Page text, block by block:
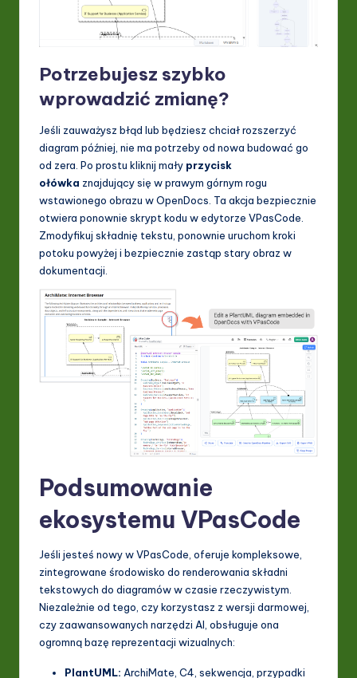
Potrzebujesz szybko
wprowadzić zmianę?
Jeśli zauważysz błąd lub będziesz chciał rozszerzyć
diagram później, nie ma potrzeby od nowa budować go
od zera. Po prostu kliknij mały przycisk
ołówka znajdujący się w prawym górnym rogu
wstawionego obrazu w OpenDocs. Ta akcja bezpiecznie
otwiera ponownie skrypt kodu w edytorze VPasCode.
Zmodyfikuj składnię tekstu, ponownie uruchom kroki
potoku powyżej i bezpiecznie zastąp stary obraz w
dokumentacji.
Podsumowanie
ekosystemu VPasCode
Jeśli jesteś nowy w VPasCode, oferuje kompleksowe,
zintegrowane środowisko do renderowania składni
tekstowych do diagramów w czasie rzeczywistym.
Niezależnie od tego, czy korzystasz z wersji darmowej,
czy zaawansowanych narzędzi AI, obsługuje ona
ogromną bazę reprezentacji wizualnych:
PlantUML: ArchiMate, C4, sekwencja, przypadki